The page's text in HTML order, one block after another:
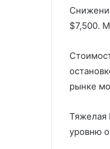
$7,500.
рынке
Тяжелая
уровню